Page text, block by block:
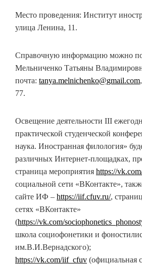
Место проведения: Институт
улица Ленина, 11.
Справочную информацию можно
Мельниченко Татьяны
почта: tanya.melnichenko@gmail.com
77.
Освещение деятельности III
практической студенческой
наука. Иностранная филология»
различных Интернет-площадках,
страница мероприятия https://
социальной сети «ВКонтакте»,
сайте ИФ – https://iif.cfuv.ru/,
сетях «ВКонтакте»
(https://vk.com/
школа социофонетики и
им.В.И.Вернадского);
https://vk.com/iif_cfuv